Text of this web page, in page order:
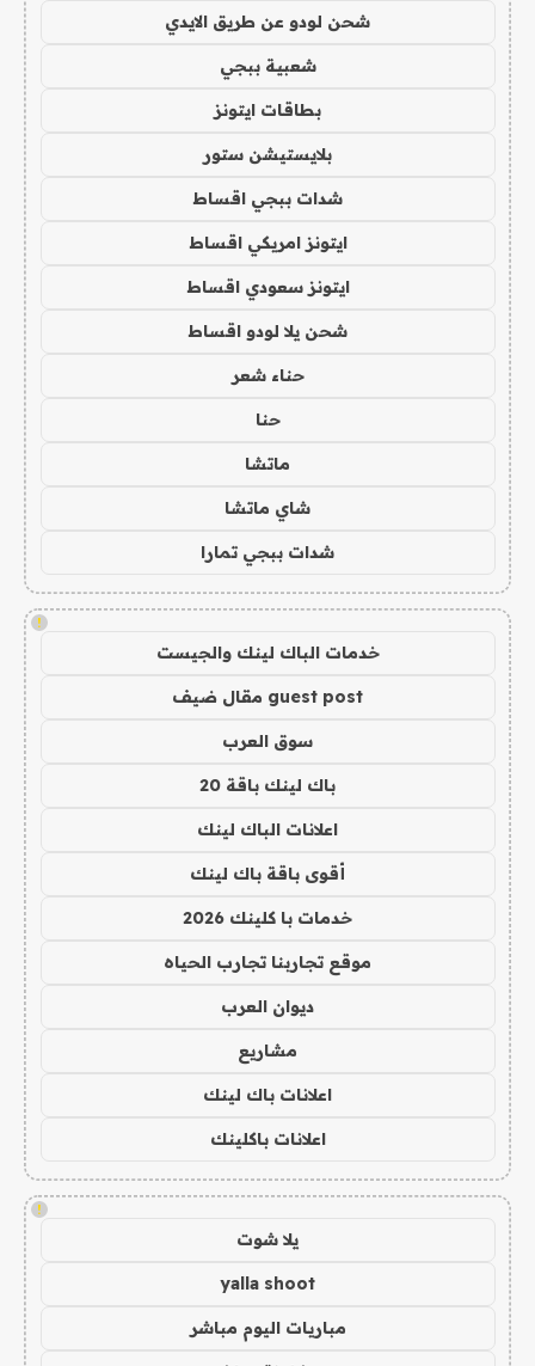
شحن لودو عن طريق الايدي
شعبية ببجي
بطاقات ايتونز
بلايستيشن ستور
شدات ببجي اقساط
ايتونز امريكي اقساط
ايتونز سعودي اقساط
شحن يلا لودو اقساط
حناء شعر
حنا
ماتشا
شاي ماتشا
شدات ببجي تمارا
!
خدمات الباك لينك والجيست
guest post مقال ضيف
سوق العرب
باك لينك باقة 20
اعلانات الباك لينك
أقوى باقة باك لينك
خدمات با كلينك 2026
موقع تجاربنا تجارب الحياه
ديوان العرب
مشاريع
اعلانات باك لينك
اعلانات باكلينك
!
يلا شوت
yalla shoot
مباريات اليوم مباشر